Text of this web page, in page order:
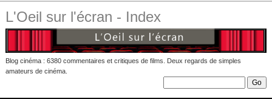
L'Oeil sur l'écran - Index
Blog cinéma : 6380 commentaires et critiques de films. Deux regards de simples
amateurs de cinéma.